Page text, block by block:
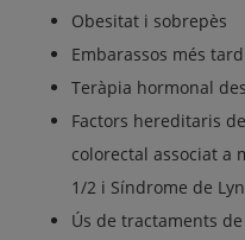
Obesitat i sobrepès
Embarassos més
Teràpia hormonal
Factors hereditaris
colorectal associat a
1/2 i Síndrome de
Ús de tractaments